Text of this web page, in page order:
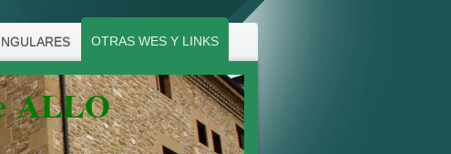
OTRAS WES Y LINKS
ALLO